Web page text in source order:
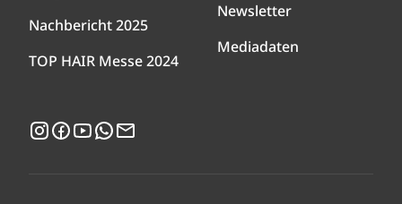
Nachbericht 2025
TOP HAIR Messe 2024
Newsletter
Mediadaten
Instagram
Facebook
YouTubeWhatsApp